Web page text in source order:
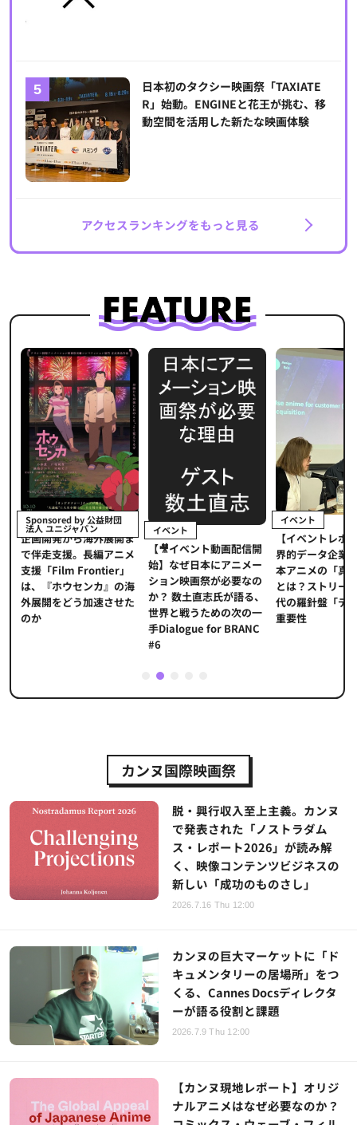
日本初のタクシー映画祭「TAXIATE
R」始動。ENGINEと花王が挑む、移
動空間を活用した新たな映画体験
アクセスランキングをもっと見る
Sponsored by 公益財団
法人 ユニジャパン
企画開発から海外展開ま
で伴走支援。長編アニメ
支援「Film Frontier」
は、『ホウセンカ』の海
外展開をどう加速させた
のか
イベント
【🎥イベント動画配信開
始】なぜ日本にアニメー
ション映画祭が必要なの
か？ 数土直志氏が語る、
世界と戦うための次の一
手Dialogue for BRANC
#6
イベント
【イベントレポ
界的データ企業
本アニメの「真
とは？ストリー
代の羅針盤「デ
重要性
2
カンヌ国際映画祭
脱・興行収入至上主義。カンヌ
で発表された「ノストラダム
ス・レポート2026」が読み解
く、映像コンテンツビジネスの
新しい「成功のものさし」
2026.7.16 Thu 12:00
カンヌの巨大マーケットに「ド
キュメンタリーの居場所」をつ
くる、Cannes Docsディレクタ
ーが語る役割と課題
2026.7.9 Thu 12:00
【カンヌ現地レポート】オリジ
ナルアニメはなぜ必要なのか？